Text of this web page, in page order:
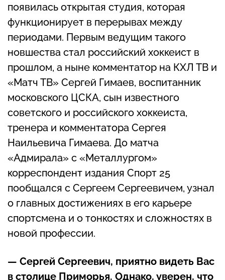
появилась открытая студия, которая
функционирует в перерывах между
периодами. Первым ведущим такого
новшества стал российский хоккеист в
прошлом, а ныне комментатор на КХЛ ТВ и
«Матч ТВ» Сергей Гимаев, воспитанник
московского ЦСКА, сын известного
советского и российского хоккеиста,
тренера и комментатора Сергея
Наильевича Гимаева. До матча
«Адмирала» с «Металлургом»
корреспондент издания Спорт 25
пообщался с Сергеем Сергеевичем, узнал
о главных достижениях в его карьере
спортсмена и о тонкостях и сложностях в
новой профессии.
— Сергей Сергеевич, приятно видеть Вас
в столице Приморья. Однако, уверен, что